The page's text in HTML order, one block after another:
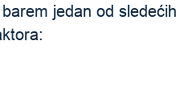
jedan od sledećih